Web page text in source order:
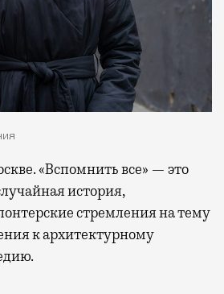
история,
стремления на тему
к архитектурному